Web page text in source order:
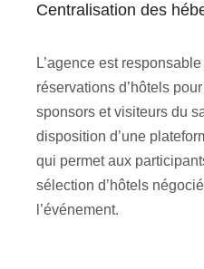
Centralisation des
L’agence est
réservations d’hôtels
sponsors et visiteurs du
disposition d’une
qui permet aux
sélection d’hôtels
l’événement.